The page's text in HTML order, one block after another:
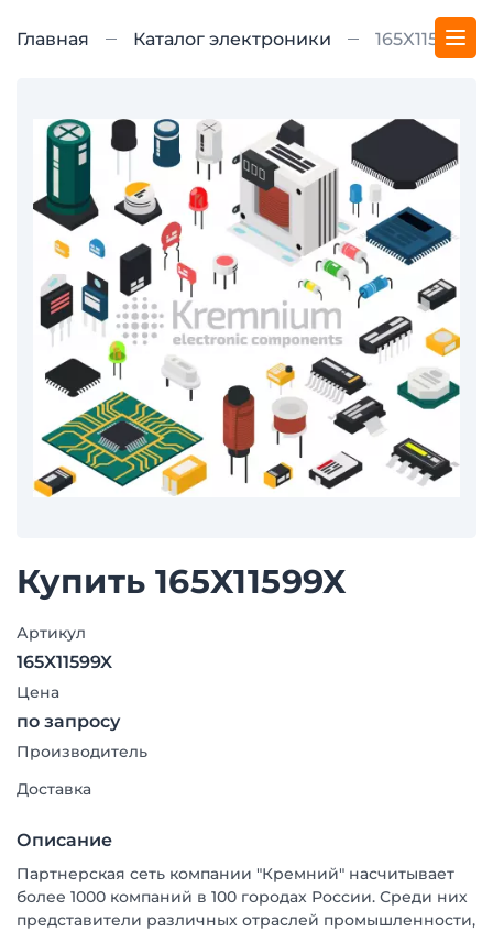
Главная Каталог электроники 165X11599X
Купить 165X11599X
Артикул
165X11599X
Цена
по запросу
Производитель
Доставка
Описание
Партнерская сеть компании "Кремний" насчитывает
более 1000 компаний в 100 городах России. Среди них
представители различных отраслей промышленности,